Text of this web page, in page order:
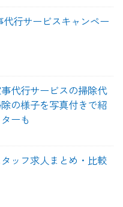
代行サービスキャンペー
事代行サービスの掃除代
の様子を写真付きで紹
ーも
ッフ求人まとめ・比較